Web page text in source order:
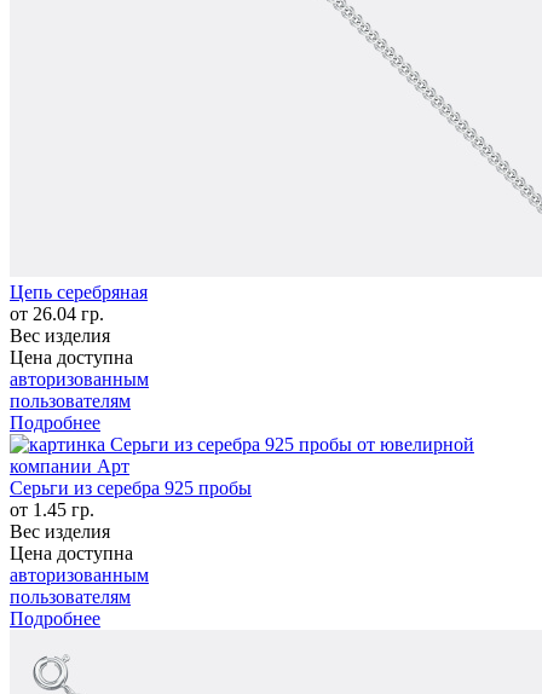
Цепь серебряная
от 26.04 гр.
Вес изделия
Цена доступна
авторизованным
пользователям
Подробнее
Серьги из серебра 925 пробы
от 1.45 гр.
Вес изделия
Цена доступна
авторизованным
пользователям
Подробнее